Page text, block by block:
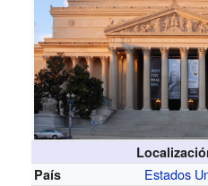
País
Estados